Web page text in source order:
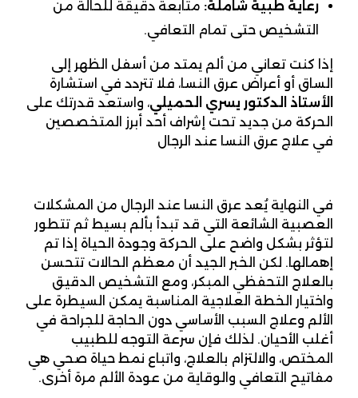
رعاية طبية شاملة: متابعة دقيقة للحالة من
التشخيص حتى تمام التعافي.
إذا كنت تعاني من ألم يمتد من أسفل الظهر إلى
الساق أو أعراض عرق النسا، فلا تتردد في استشارة
الأستاذ الدكتور يسري الحميلي، واستعد قدرتك على
الحركة من جديد تحت إشراف أحد أبرز المتخصصين
في علاج عرق النسا عند الرجال
في النهاية يُعد عرق النسا عند الرجال من المشكلات
العصبية الشائعة التي قد تبدأ بألم بسيط ثم تتطور
لتؤثر بشكل واضح على الحركة وجودة الحياة إذا تم
إهمالها. لكن الخبر الجيد أن معظم الحالات تتحسن
بالعلاج التحفظي المبكر، ومع التشخيص الدقيق
واختيار الخطة العلاجية المناسبة يمكن السيطرة على
الألم وعلاج السبب الأساسي دون الحاجة للجراحة في
أغلب الأحيان. لذلك فإن سرعة التوجه للطبيب
المختص، والالتزام بالعلاج، واتباع نمط حياة صحي هي
مفاتيح التعافي والوقاية من عودة الألم مرة أخرى.